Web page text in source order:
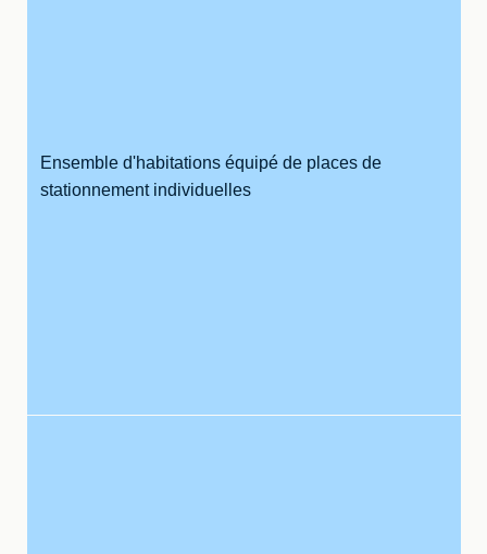
Ensemble d'habitations équipé de places de
stationnement individuelles